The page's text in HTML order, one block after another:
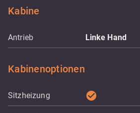
Kabine
Antrieb Linke Hand
Kabinenoptionen
Sitzheizung check_circle